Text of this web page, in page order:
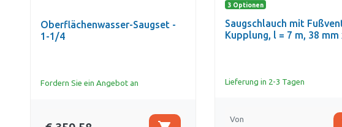
Oberflächenwasser-Saugset -
1-1/4
Fordern Sie ein Angebot an
3 Optionen
Saugschlauch mit
Kupplung, l = 7 m, 38
Lieferung in 2-3 Tagen
Von